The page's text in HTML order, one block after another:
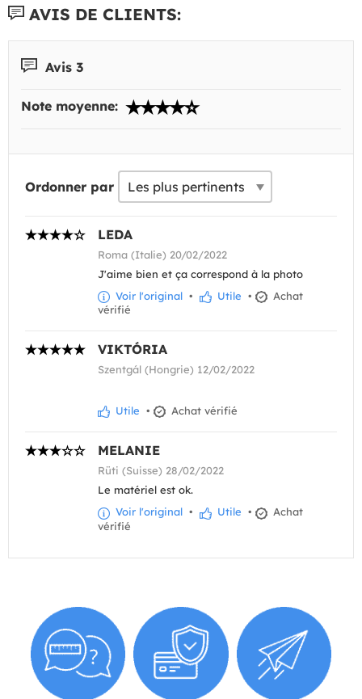
AVIS DE CLIENTS:
Avis 3
Note moyenne:
Ordonner par
LEDA
Roma (Italie) 20/02/2022
J'aime bien et ça correspond à la photo
Voir l'original • Utile •
Achat
vérifié
VIKTÓRIA
Szentgál (Hongrie) 12/02/2022
Utile • Achat vérifié
MELANIE
Rüti (Suisse) 28/02/2022
Le matériel est ok.
Voir l'original • Utile •
Achat
vérifié